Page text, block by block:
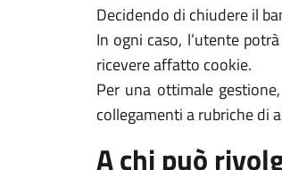
Decidendo di chiudere il
In ogni caso, l’utente
ricevere affatto cookie.
Per una ottimale
collegamenti a rubriche di
A chi può